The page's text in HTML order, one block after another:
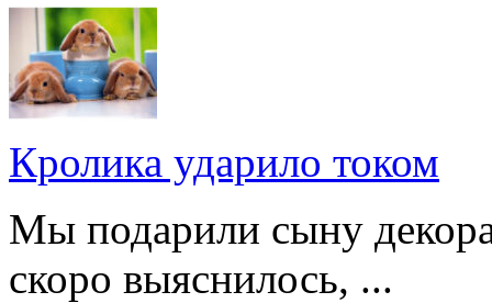
Кролика ударило током
Мы подарили сыну
скоро выяснилось, ...